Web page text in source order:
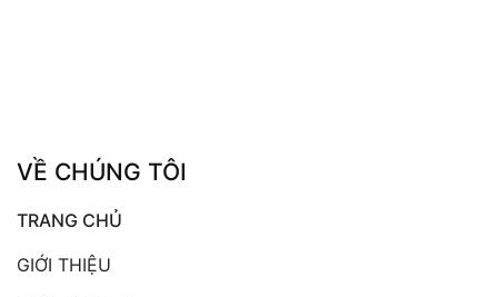
VỀ CHÚNG TÔI
TRANG CHỦ
GIỚI THIỆU